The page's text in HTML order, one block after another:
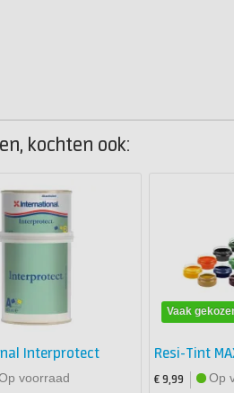
kochten ook:
Interprotect
voorraad
Vaak
Resi-Tint
€ 9,99
Op